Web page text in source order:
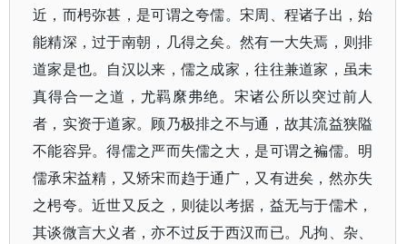
近，而枵弥甚，是可谓之夸儒。宋周、程诸子出，始
能精深，过于南朝，几得之矣。然有一大失焉，则排
道家是也。自汉以来，儒之成家，往往兼道家，虽未
真得合一之道，尤羁縻弗绝。宋诸公所以突过前人
者，实资于道家。顾乃极排之不与通，故其流益狭隘
不能容异。得儒之严而失儒之大，是可谓之褊儒。明
儒承宋益精，又矫宋而趋于通广，又有进矣，然亦失
之枵夸。近世又反之，则徒以考据，益无与于儒术，
其谈微言大义者，亦不过反于西汉而已。凡拘、杂、